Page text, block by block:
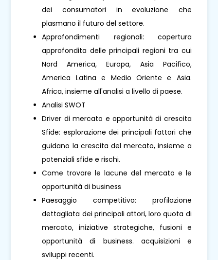
dei consumatori in evoluzione che
plasmano il futuro del settore.
Approfondimenti regionali: copertura
approfondita delle principali regioni tra cui
Nord America, Europa, Asia Pacifico,
America Latina e Medio Oriente e Asia.
Africa, insieme all'analisi a livello di paese.
Analisi SWOT
Driver di mercato e opportunità di crescita
Sfide: esplorazione dei principali fattori che
guidano la crescita del mercato, insieme a
potenziali sfide e rischi.
Come trovare le lacune del mercato e le
opportunità di business
Paesaggio competitivo: profilazione
dettagliata dei principali attori, loro quota di
mercato, iniziative strategiche, fusioni e
opportunità di business. acquisizioni e
sviluppi recenti.